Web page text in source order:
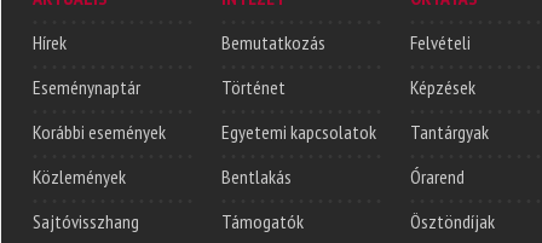
Hírek
Eseménynaptár
Korábbi események
Közlemények
Sajtóvisszhang
Bemutatkozás
Történet
Egyetemi kapcsolatok
Bentlakás
Támogatók
Felvételi
Képzések
Tantárgyak
Órarend
Ösztöndíjak